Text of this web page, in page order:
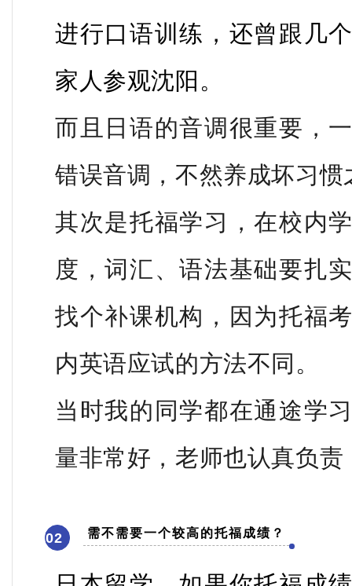
进行口语训练，还曾跟几
家人参观沈阳。
而且 日语的音调很重要，
错误音调，不然养成坏习
其次是托福学习，在校内
度，词汇、语法基础要扎
找个补课机构，因为托福
内英语应试的方法不同。
当时我的同学都在通途学
量非常好，老师也认真负
02 需不需要一个较高的托福成绩？